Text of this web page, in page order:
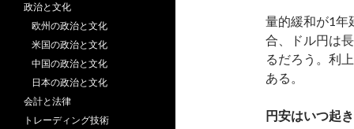
量的緩和が1年
合、ドル円は
るだろう。利
ある。
円安はいつ起
政治と文化
欧州の政治と文化
米国の政治と文化
中国の政治と文化
日本の政治と文化
会計と法律
トレーディング技術